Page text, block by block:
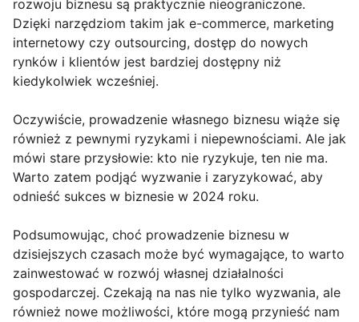
rozwoju biznesu są praktycznie nieograniczone.
Dzięki narzędziom takim jak e-commerce, marketing
internetowy czy outsourcing, dostęp do nowych
rynków i klientów jest bardziej dostępny niż
kiedykolwiek wcześniej.
Oczywiście, prowadzenie własnego biznesu wiąże się
również z pewnymi ryzykami i niepewnościami. Ale jak
mówi stare przysłowie: kto nie ryzykuje, ten nie ma.
Warto zatem podjąć wyzwanie i zaryzykować, aby
odnieść sukces w biznesie w 2024 roku.
Podsumowując, choć prowadzenie biznesu w
dzisiejszych czasach może być wymagające, to warto
zainwestować w rozwój własnej działalności
gospodarczej. Czekają na nas nie tylko wyzwania, ale
również nowe możliwości, które mogą przynieść nam